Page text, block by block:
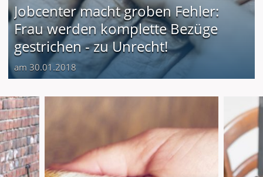
Jobcenter macht groben Fehler:
Frau werden komplette Bezüge
gestrichen - zu Unrecht!
am 30.01.2018